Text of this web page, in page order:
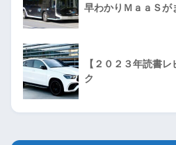
早わかりＭａａＳが
【２０２３年読書
ク